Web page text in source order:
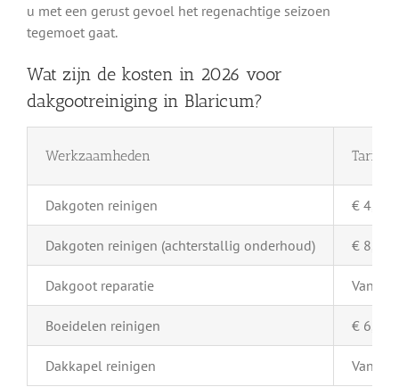
u met een gerust gevoel het regenachtige seizoen
tegemoet gaat.
Wat zijn de kosten in 2026 voor
dakgootreiniging in Blaricum?
Werkzaamheden Tarief
Dakgoten reinigen € 4,-
Dakgoten reinigen (achterstallig onderhoud) € 8,-
Dakgoot reparatie Vanaf
Boeidelen reinigen € 6,-
Dakkapel reinigen Vanaf